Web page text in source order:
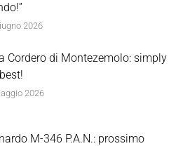
2026
Cordero di Montezemolo: simply
2026
M-346 P.A.N.: prossimo